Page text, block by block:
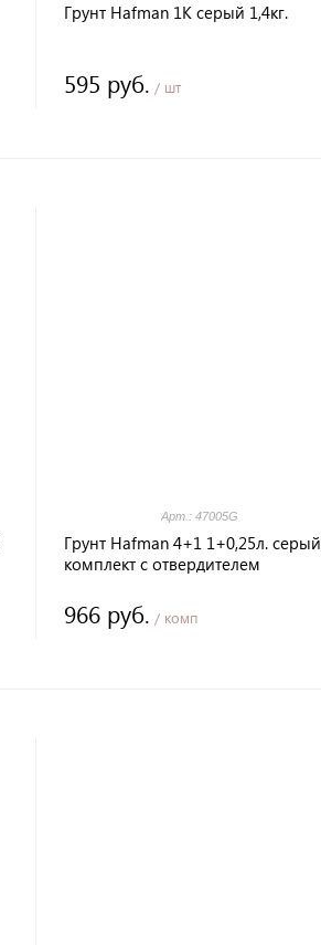
Грунт Hafman 1К серый 1,4кг.
595 руб. / шт
Арт.: 47005G
Грунт Hafman 4+1 1+0,25л. серый
комплект с отвердителем
966 руб. / комп